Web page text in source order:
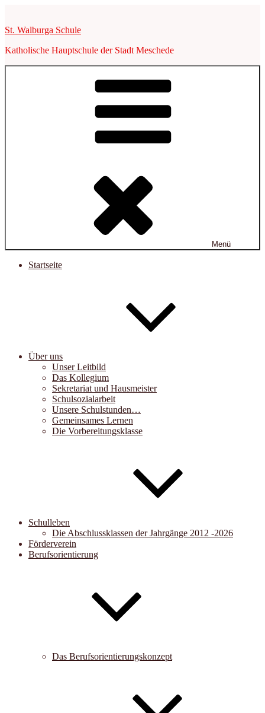
springen
St. Walburga Schule
Katholische Hauptschule der Stadt Meschede
Menü
Startseite
Über uns
Unser Leitbild
Das Kollegium
Sekretariat und Hausmeister
Schulsozialarbeit
Unsere Schulstunden…
Gemeinsames Lernen
Die Vorbereitungsklasse
Schulleben
Die Abschlussklassen der Jahrgänge 2012 -2026
Förderverein
Berufsorientierung
Das Berufsorientierungskonzept